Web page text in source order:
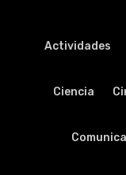
Actividades
Ciencia